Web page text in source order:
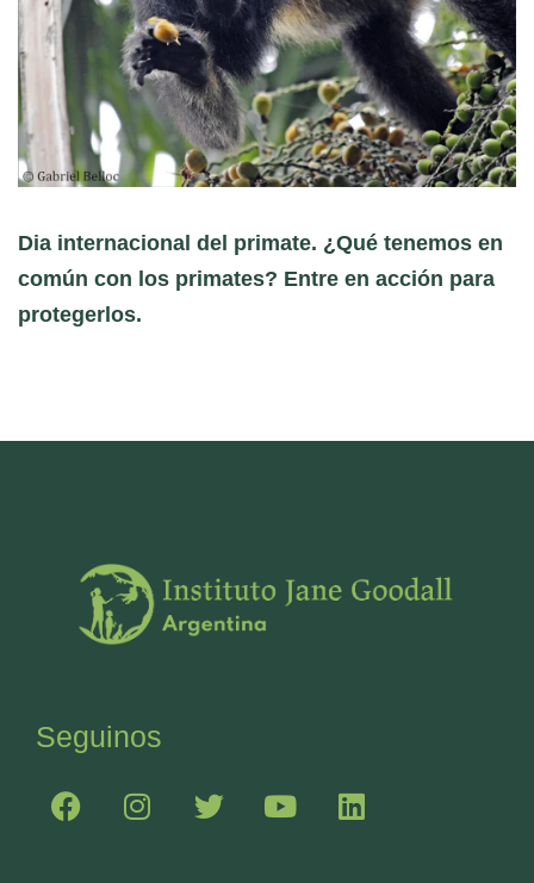
Dia internacional del primate. ¿Qué tenemos en
común con los primates? Entre en acción para
protegerlos.
Seguinos